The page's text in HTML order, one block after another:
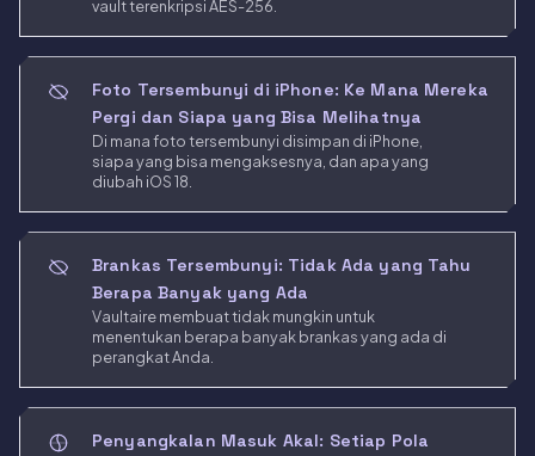
vault terenkripsi AES-256.
Foto Tersembunyi di iPhone: Ke Mana Mereka
Pergi dan Siapa yang Bisa Melihatnya
Di mana foto tersembunyi disimpan di iPhone,
siapa yang bisa mengaksesnya, dan apa yang
diubah iOS 18.
Brankas Tersembunyi: Tidak Ada yang Tahu
Berapa Banyak yang Ada
Vaultaire membuat tidak mungkin untuk
menentukan berapa banyak brankas yang ada di
perangkat Anda.
Penyangkalan Masuk Akal: Setiap Pola